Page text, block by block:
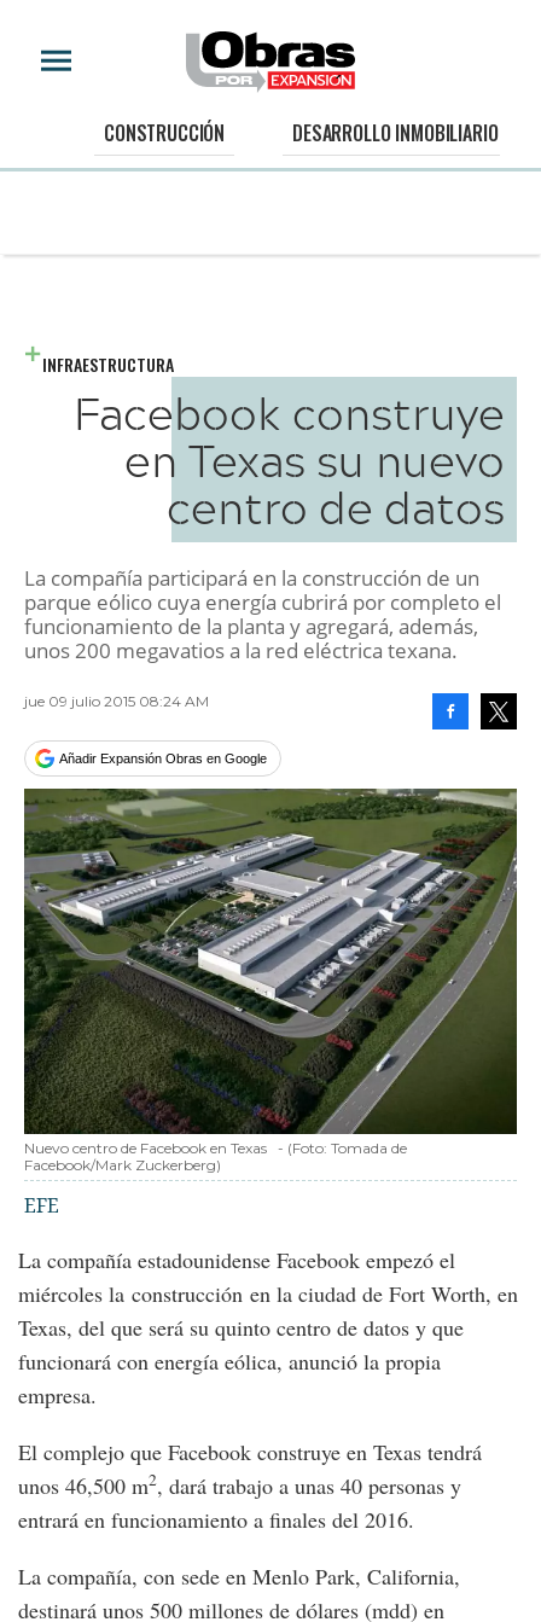
CONSTRUCCIÓN DESARROLLO INMOBILIARIO
INFRAESTRUCTURA
Facebook construye
en Texas su nuevo
centro de datos
La compañía participará en la construcción de un
parque eólico cuya energía cubrirá por completo el
funcionamiento de la planta y agregará, además,
unos 200 megavatios a la red eléctrica texana.
jue 09 julio 2015 08:24 AM
Añadir Expansión Obras en Google
Nuevo centro de Facebook en Texas - (Foto: Tomada de
Facebook/Mark Zuckerberg)
EFE
La compañía estadounidense Facebook empezó el
miércoles la construcción en la ciudad de Fort Worth, en
Texas, del que será su quinto centro de datos y que
funcionará con energía eólica, anunció la propia
empresa.
El complejo que Facebook construye en Texas tendrá
unos 46,500 m2, dará trabajo a unas 40 personas y
entrará en funcionamiento a finales del 2016.
La compañía, con sede en Menlo Park, California,
destinará unos 500 millones de dólares (mdd) en